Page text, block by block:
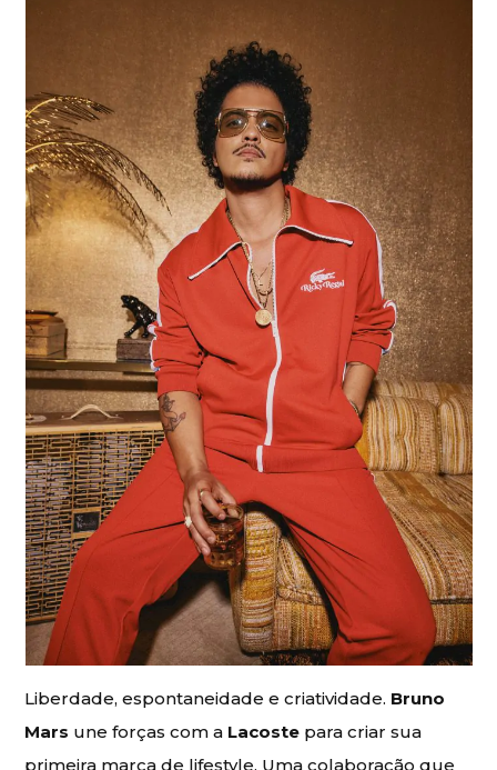
Liberdade, espontaneidade e criatividade. Bruno
Mars une forças com a Lacoste para criar sua
primeira marca de lifestyle. Uma colaboração que